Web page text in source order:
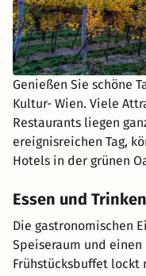
Genießen Sie schöne
Kultur- Wien. Viele
Restaurants liegen
ereignisreichen Tag,
Hotels in der grünen
Essen und Trinken
Die gastronomischen
Speiseraum und
Frühstücksbuffet lockt